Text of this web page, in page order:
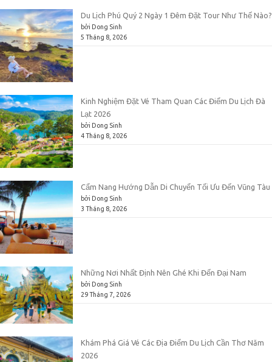
Du Lịch Phú Quý 2 Ngày 1 Đêm Đặt Tour Như Thế Nào?
bởi Dong Sinh
5 Tháng 8, 2026
Kinh Nghiệm Đặt Vé Tham Quan Các Điểm Du Lịch Đà
Lạt 2026
bởi Dong Sinh
4 Tháng 8, 2026
Cẩm Nang Hướng Dẫn Di Chuyển Tối Ưu Đến Vũng Tàu
bởi Dong Sinh
3 Tháng 8, 2026
Những Nơi Nhất Định Nên Ghé Khi Đến Đại Nam
bởi Dong Sinh
29 Tháng 7, 2026
Khám Phá Giá Vé Các Địa Điểm Du Lịch Cần Thơ Năm
2026